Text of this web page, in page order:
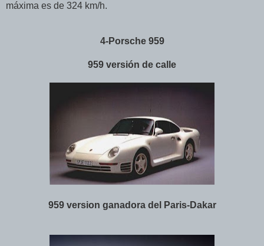
máxima es de 324 km/h.
4-Porsche 959
959 versión de calle
959 version ganadora del Paris-Dakar